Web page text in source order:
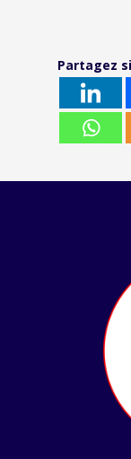
Partagez